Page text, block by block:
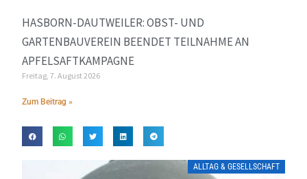
HASBORN-DAUTWEILER: OBST- UND
GARTENBAUVEREIN BEENDET TEILNAHME AN
APFELSAFTKAMPAGNE
Freitag, 7. August 2026
Zum Beitrag »
ALLTAG & GESELLSCHAFT